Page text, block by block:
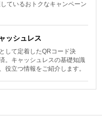
ているおトクなキャンペーン
ッシュレス
して定着したQRコード決
。キャッシュレスの基礎知識
役立つ情報をご紹介します。